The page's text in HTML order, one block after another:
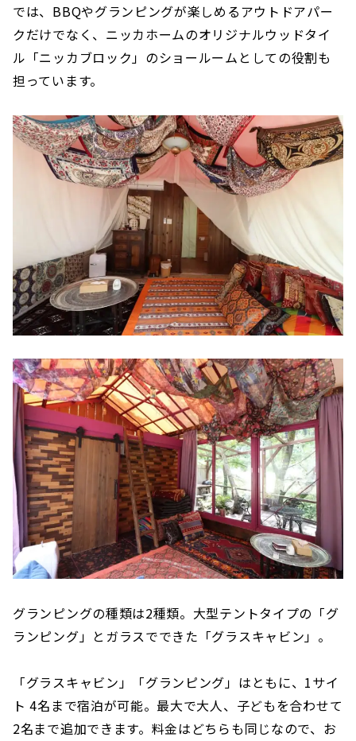
では、BBQやグランピングが楽しめるアウトドアパー
クだけでなく、ニッカホームのオリジナルウッドタイ
ル「ニッカブロック」のショールームとしての役割も
担っています。
グランピングの種類は2種類。大型テントタイプの「グ
ランピング」とガラスでできた「グラスキャビン」。
「グラスキャビン」「グランピング」はともに、1サイ
ト 4名まで宿泊が可能。最大で大人、子どもを合わせて
2名まで追加できます。料金はどちらも同じなので、お